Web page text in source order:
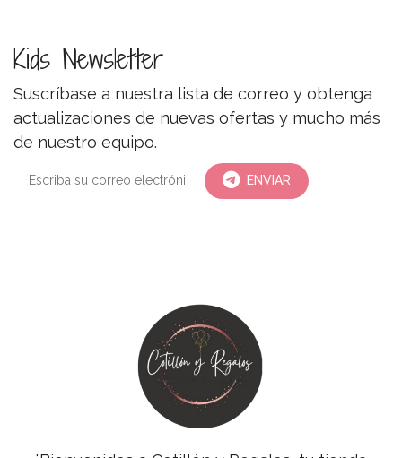
Kids Newsletter
Suscríbase a nuestra lista de correo y obtenga
actualizaciones de nuevas ofertas y mucho más
de nuestro equipo.
ENVIAR